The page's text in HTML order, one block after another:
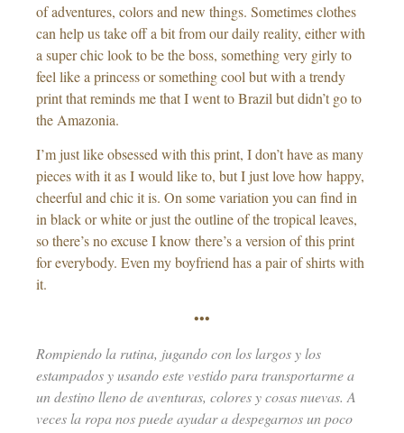
of adventures, colors and new things. Sometimes clothes
can help us take off a bit from our daily reality, either with
a super chic look to be the boss, something very girly to
feel like a princess or something cool but with a trendy
print that reminds me that I went to Brazil but didn’t go to
the Amazonia.
I’m just like obsessed with this print, I don’t have as many
pieces with it as I would like to, but I just love how happy,
cheerful and chic it is. On some variation you can find in
in black or white or just the outline of the tropical leaves,
so there’s no excuse I know there’s a version of this print
for everybody. Even my boyfriend has a pair of shirts with
it.
•••
Rompiendo la rutina, jugando con los largos y los
estampados y usando este vestido para transportarme a
un destino lleno de aventuras, colores y cosas nuevas. A
veces la ropa nos puede ayudar a despegarnos un poco